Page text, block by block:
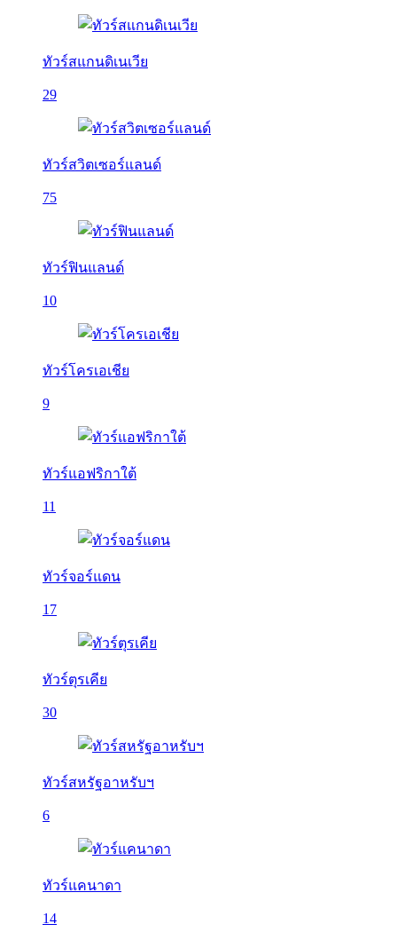
ทัวร์สแกนดิเนเวีย
29
ทัวร์สวิตเซอร์แลนด์
75
ทัวร์ฟินแลนด์
10
ทัวร์โครเอเชีย
9
ทัวร์แอฟริกาใต้
11
ทัวร์จอร์แดน
17
ทัวร์ตุรเคีย
30
ทัวร์สหรัฐอาหรับฯ
6
ทัวร์แคนาดา
14